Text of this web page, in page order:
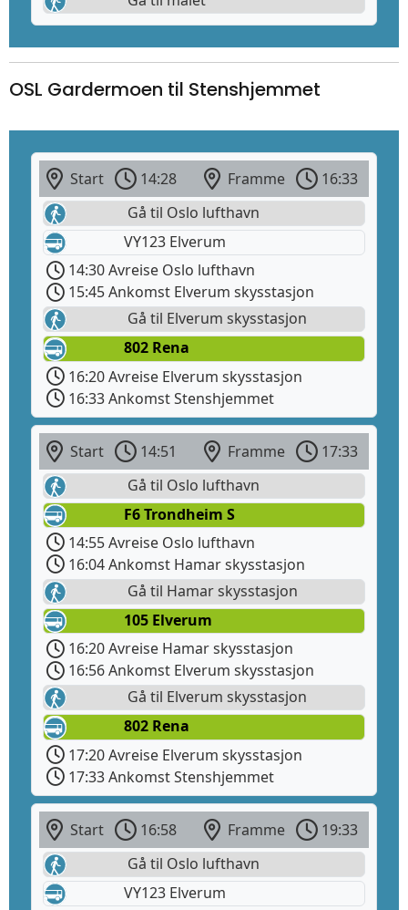
OSL Gardermoen til Stenshjemmet
Start 14:28 Framme
16:33
Gå til Oslo lufthavn
VY123 Elverum
14:30 Avreise Oslo lufthavn
15:45 Ankomst Elverum skysstasjon
Gå til Elverum skysstasjon
802 Rena
16:20 Avreise Elverum skysstasjon
16:33 Ankomst Stenshjemmet
Start 14:51 Framme
17:33
Gå til Oslo lufthavn
F6 Trondheim S
14:55 Avreise Oslo lufthavn
16:04 Ankomst Hamar skysstasjon
Gå til Hamar skysstasjon
105 Elverum
16:20 Avreise Hamar skysstasjon
16:56 Ankomst Elverum skysstasjon
Gå til Elverum skysstasjon
802 Rena
17:20 Avreise Elverum skysstasjon
17:33 Ankomst Stenshjemmet
Start 16:58 Framme
19:33
Gå til Oslo lufthavn
VY123 Elverum